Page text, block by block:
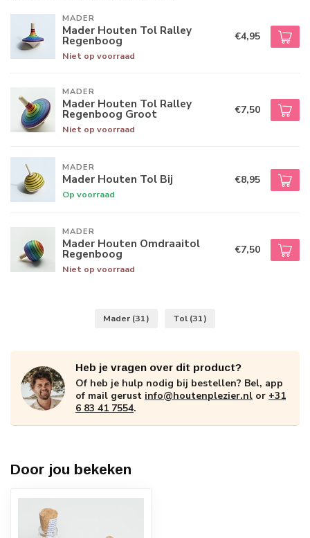
MADER
Mader Houten Tol Ralley
Regenboog
Niet op voorraad
€4,95
MADER
Mader Houten Tol Ralley
Regenboog Groot
Niet op voorraad
€7,50
MADER
Mader Houten Tol Bij
Op voorraad
€8,95
MADER
Mader Houten Omdraaitol
Regenboog
Niet op voorraad
€7,50
Mader (31) Tol (31)
Heb je vragen over dit product?
Of heb je hulp nodig bij bestellen? Bel, app
of mail gerust info@houtenplezier.nl or +31
6 83 41 7554.
Door jou bekeken